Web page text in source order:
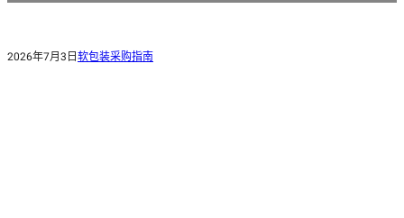
2026年7月3日软包装采购指南